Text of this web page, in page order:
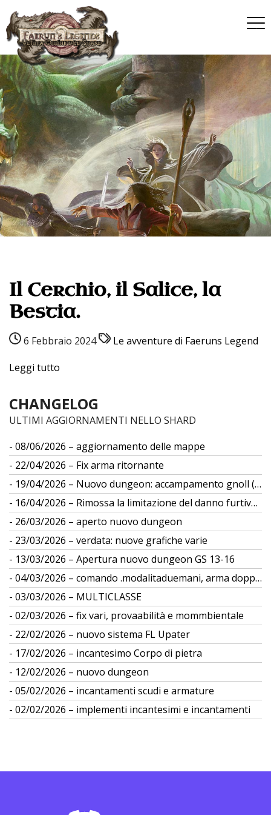
Il Cerchio, il Salice, la
Bestia.
6 Febbraio 2024
Le avventure di Faeruns Legend
Leggi tutto
CHANGELOG
ULTIMI AGGIORNAMENTI NELLO SHARD
08/06/2026 – aggiornamento delle mappe
22/04/2026 – Fix arma ritornante
19/04/2026 – Nuovo dungeon: accampamento gnoll (gs 12)
16/04/2026 – Rimossa la limitazione del danno furtivo da differenza di taglia
26/03/2026 – aperto nuovo dungeon
23/03/2026 – verdata: nuove grafiche varie
13/03/2026 – Apertura nuovo dungeon GS 13-16
04/03/2026 – comando .modalitaduemani, arma doppia
03/03/2026 – MULTICLASSE
02/03/2026 – fix vari, provaabilità e mommbientale
22/02/2026 – nuovo sistema FL Upater
17/02/2026 – incantesimo Corpo di pietra
12/02/2026 – nuovo dungeon
05/02/2026 – incantamenti scudi e armature
02/02/2026 – implementi incantesimi e incantamenti